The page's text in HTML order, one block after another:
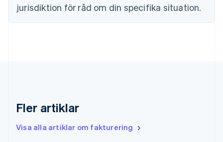
jurisdiktion för råd om din specifika situation.
Fler artiklar
Visa alla artiklar om fakturering
EnglishSvenska
Frankrike
Hongkong SAR, Kina
English 简体中文
Indien